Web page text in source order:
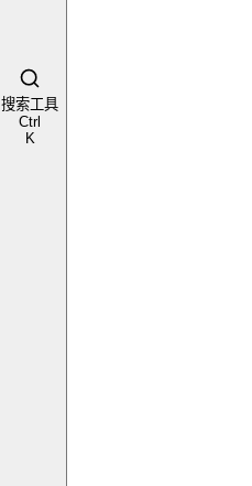
搜索工具
Ctrl
K